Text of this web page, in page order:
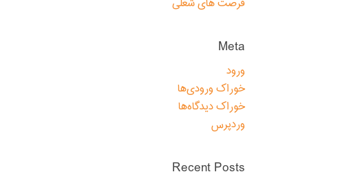
فرصت های شغلی
Meta
ورود
خوراک ورودی‌ها
خوراک دیدگاه‌ها
وردپرس
Recent Posts